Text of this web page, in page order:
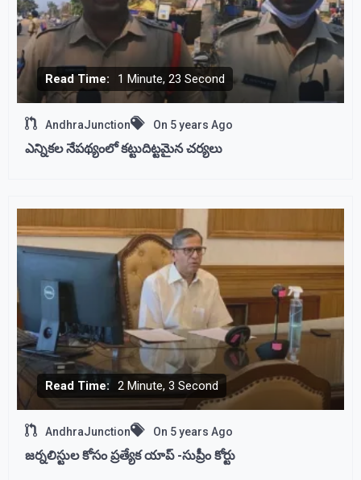
Read Time: 1 Minute, 23 Second
AndhraJunction On 5 years Ago
ఎన్నికల నేపథ్యంలో కట్టుదిట్టమైన చర్యలు
Read Time: 2 Minute, 3 Second
AndhraJunction On 5 years Ago
జర్నలిస్టుల కోసం ప్రత్యేక యాప్ -సుప్రీం కోర్టు